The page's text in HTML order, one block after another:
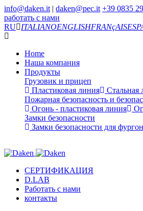
info@daken.it | daken@pec.it +39 0835
работать с нами
RU
ITALIANOENGLISHFRANçAIS
Home
Наша компания
Продукты
Грузовик и прицеп
Пластиковая линия
Стальная
Пожарная безопасность и
Огонь - пластиковая линия
Замки безопасности
Замки безопасности для
СЕРТИФИКАЦИЯ
D.LAB
Работать с нами
контакты